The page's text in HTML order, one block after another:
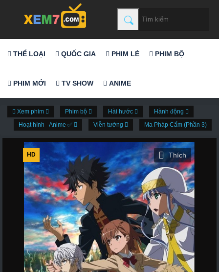
THỂ LOẠI QUỐC GIA PHIM LẺ PHIM BỘ
PHIM MỚI TV SHOW ANIME
Xem phim Phim bộ Hài hước
Hành động
Hoạt hình - Anime ✅
Viễn tưởng Ma Pháp Cấm (Phần 3)
HD